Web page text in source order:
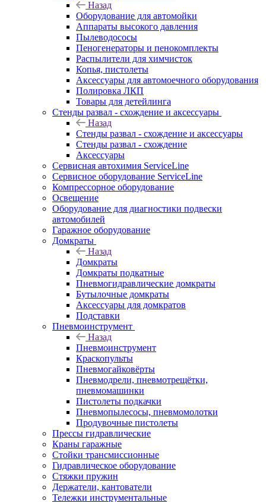
Назад
Оборудование для автомойки
Аппараты высокого давления
Пылеводососы
Пеногенераторы и пенокомплекты
Распылители для химчисток
Копья, пистолеты
Аксессуары для автомоечного оборудования
Полировка ЛКП
Товары для детейлинга
Стенды развал - схождение и аксессуары
Назад
Стенды развал - схождение и аксессуары
Стенды развал - схождение
Аксессуары
Сервисная автохимия ServiceLine
Сервисное оборудование ServiceLine
Компрессорное оборудование
Освещение
Оборудование для диагностики подвески
автомобилей
Гаражное оборудование
Домкраты
Назад
Домкраты
Домкраты подкатные
Пневмогидравлические домкраты
Бутылочные домкраты
Аксессуары для домкратов
Подставки
Пневмоинструмент
Назад
Пневмоинструмент
Краскопульты
Пневмогайковёрты
Пневмодрели, пневмотрещётки,
пневмомашинки
Пистолеты подкачки
Пневмопылесосы, пневмомолотки
Продувочные пистолеты
Прессы гидравлические
Краны гаражные
Стойки трансмиссионные
Гидравлическое оборудование
Стяжки пружин
Держатели, кантователи
Тележки инструментальные